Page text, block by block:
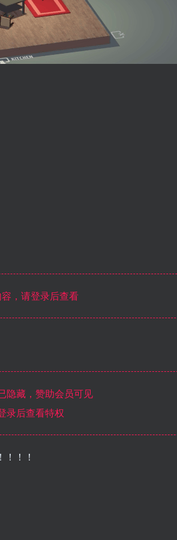
，请登录后查看
隐藏，赞助会员可见
录后查看特权
！！